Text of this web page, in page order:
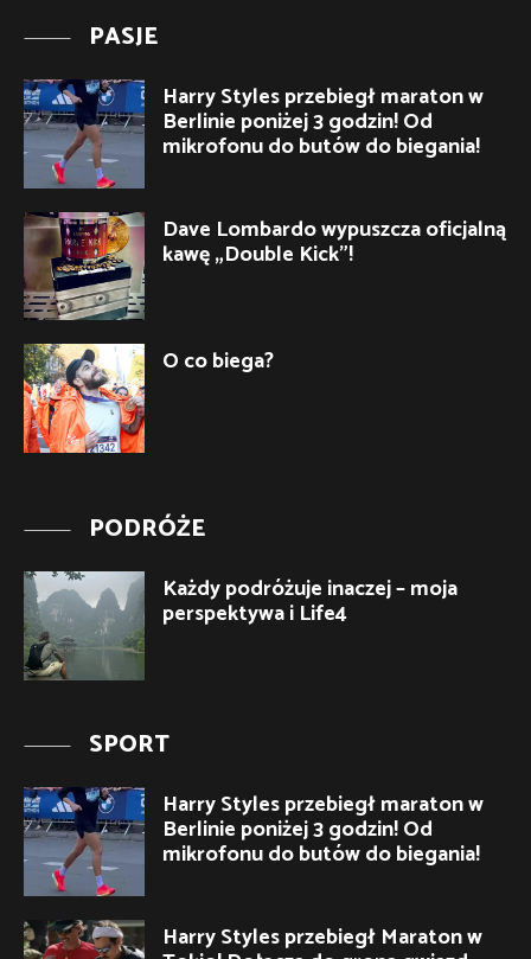
PASJE
Harry Styles przebiegł maraton w
Berlinie poniżej 3 godzin! Od
mikrofonu do butów do biegania!
Dave Lombardo wypuszcza oficjalną
kawę „Double Kick”!
O co biega?
PODRÓŻE
Każdy podróżuje inaczej – moja
perspektywa i Life4
SPORT
Harry Styles przebiegł maraton w
Berlinie poniżej 3 godzin! Od
mikrofonu do butów do biegania!
Harry Styles przebiegł Maraton w